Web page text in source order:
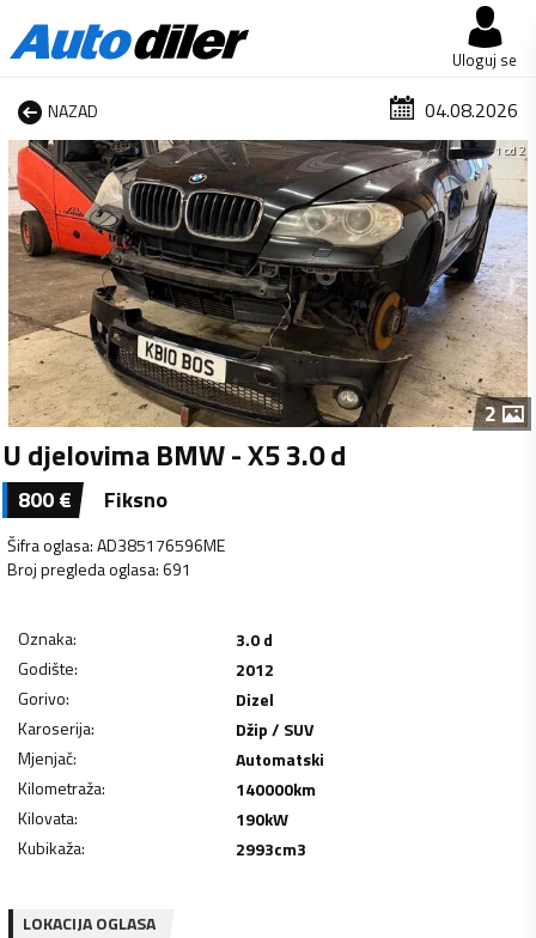
Uloguj se
NAZAD 04.08.2026
1 od 2
2
U djelovima BMW - X5 3.0 d
800€ Fiksno
Šifra oglasa:AD385176596ME
Broj pregleda oglasa:691
Oznaka:
3.0 d
Godište:
2012
Gorivo:
Dizel
Karoserija:
Džip / SUV
Mjenjač:
Automatski
Kilometraža: 140000km
Kilovata: 190kW
Kubikaža: 2993cm3
LOKACIJA OGLASA